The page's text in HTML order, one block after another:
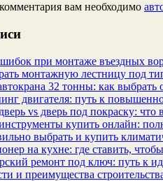
вам необходимо
при монтаже въездных
монтажную лестницу под
32 тонны: как выбрать
двигателя: путь к
vs дверь под покраску:
купить онлайн:
выбрать и купить
на кухне: где ставить,
ремонт под ключ: путь к
и преимущества